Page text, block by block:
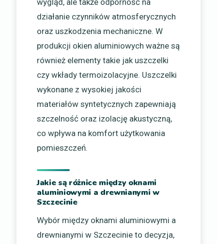
działanie czynników atmosferycznych
oraz uszkodzenia mechaniczne. W
produkcji okien aluminiowych ważne są
również elementy takie jak uszczelki
czy wkłady termoizolacyjne. Uszczelki
wykonane z wysokiej jakości
materiałów syntetycznych zapewniają
szczelność oraz izolację akustyczną,
co wpływa na komfort użytkowania
pomieszczeń.
Jakie są różnice między oknami
aluminiowymi a drewnianymi w
Szczecinie
Wybór między oknami aluminiowymi a
drewnianymi w Szczecinie to decyzja,